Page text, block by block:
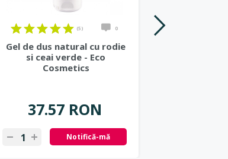
(5) 0
Gel de dus natural cu rodie
si ceai verde - Eco
Cosmetics
37.57 RON
Notifică-mă